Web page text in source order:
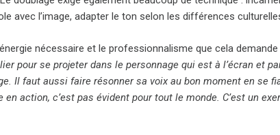
avec l’image, adapter le ton selon les différences
nécessaire et le professionnalisme que cela demande
pour se projeter dans le personnage qui est à l’écran et
Il faut aussi faire résonner sa voix au bon moment en se
en action, c’est pas évident pour tout le monde. C’est un